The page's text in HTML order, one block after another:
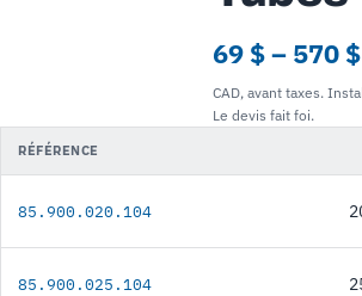
69 $ – 570 $
CAD, avant taxes.
Le devis fait foi.
RÉFÉRENCE
85.900.020.104
85.900.025.104